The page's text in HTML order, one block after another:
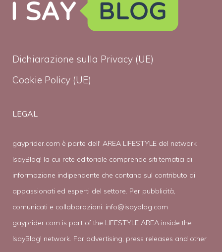
Dichiarazione sulla Privacy (UE)
Cookie Policy (UE)
LEGAL
gayprider.com è parte dell' AREA LIFESTYLE del network
IsayBlog! la cui rete editoriale comprende siti tematici di
informazione indipendente che contano sul contributo di
appassionati ed esperti del settore. Per pubblicità,
comunicati e collaborazioni: info@isayblog.com
gayprider.com is part of the LIFESTYLE AREA inside the
IsayBlog! network. For advertising, press releases and other